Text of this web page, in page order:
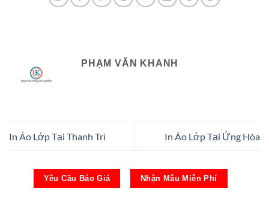
PHẠM VĂN KHANH
In Áo Lớp Tại Thanh Trì In Áo Lớp Tại Ứng Hòa
Yêu Cầu Báo Giá Nhận Mẫu Miễn Phí